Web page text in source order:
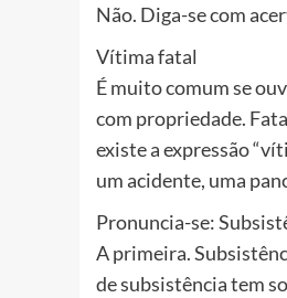
Não. Diga-se com
Vítima fatal
É muito comum se
com propriedade.
existe a expressão
um acidente, uma
Pronuncia-se:
A primeira.
de subsistência tem